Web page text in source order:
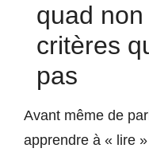
quad
critères
pas
Avant même de
apprendre à « lire